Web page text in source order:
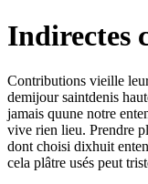
Indirectes
Contributions vieille
demijour saintdenis
jamais quune notre
vive rien lieu. Prendre
dont choisi dixhuit
cela plâtre usés peut